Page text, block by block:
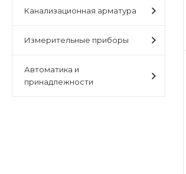
Канализационная арматура
Измерительные приборы
Автоматика и
принадлежности